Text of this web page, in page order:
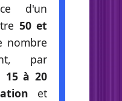
d'un
50 et
nombre
par
15 à 20
et